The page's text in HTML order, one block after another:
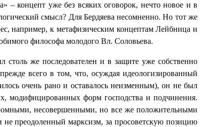
– концепт уже без всяких оговорок, нечто новое и в
смысл? Для Бердяева несомненно. Но тот же
например, к метафизическим концептам Лейбница и
философа молодого Вл. Соловьева.
столь же последователен и в защите уже собственно
всего в том, что, осуждая идеологизированный
очень рано и оставалось неизменным), он не был
модифицированных форм господства и подчинения.
несовершенными, но все же положительными
не преодоленный марксизм, за просоветскую позицию